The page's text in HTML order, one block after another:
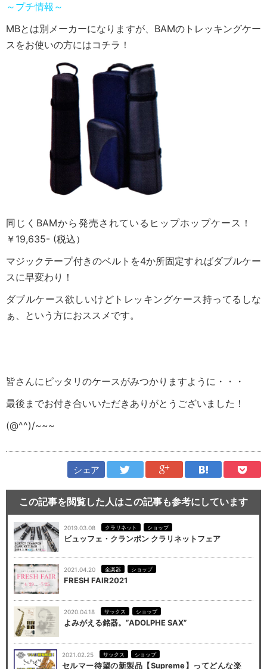
～プチ情報～
MBとは別メーカーになりますが、BAMのトレッキングケー
スをお使いの方にはコチラ！
同じくBAMから発売されているヒップホップケース！
￥19,635- (税込）
マジックテープ付きのベルトを4か所固定すればダブルケー
スに早変わり！
ダブルケース欲しいけどトレッキングケース持ってるしな
ぁ、という方におススメです。
皆さんにピッタリのケースがみつかりますように・・・
最後までお付き合いいただきありがとうございました！
(@^^)/~~~
シェア
この記事を閲覧した人はこの記事も参考にしています
2019.03.08 クラリネット ショップ
ビュッフェ・クランポン クラリネットフェア
2021.04.20 全楽器 ショップ
FRESH FAIR2021
2020.04.18 サックス ショップ
よみがえる銘器。”ADOLPHE SAX”
2021.02.25 サックス ショップ
セルマー待望の新製品【Supreme】ってどんな楽